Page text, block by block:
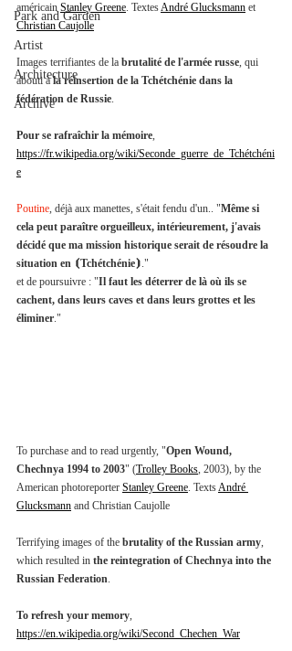
Park and Garden
Artist
Architecture
Archive
américain Stanley Greene. Textes André Glucksmann et
Christian Caujolle
Images terrifiantes de la brutalité de l'armée russe, qui
abouti à la réinsertion de la Tchétchénie dans la
fédération de Russie.
Pour se rafraîchir la mémoire,
https://fr.wikipedia.org/wiki/Seconde_guerre_de_Tchétchéni
e
Poutine, déjà aux manettes, s'était fendu d'un.. "Même si
cela peut paraître orgueilleux, intérieurement, j'avais
décidé que ma mission historique serait de résoudre la
situation en ⦗Tchétchénie⦘."
et de poursuivre : "Il faut les déterrer de là où ils se
cachent, dans leurs caves et dans leurs grottes et les
éliminer."
To purchase and to read urgently, "Open Wound,
Chechnya 1994 to 2003" (Trolley Books, 2003), by the
American photoreporter Stanley Greene. Texts André
Glucksmann and Christian Caujolle
Terrifying images of the brutality of the Russian army,
which resulted in the reintegration of Chechnya into the
Russian Federation.
To refresh your memory,
https://en.wikipedia.org/wiki/Second_Chechen_War